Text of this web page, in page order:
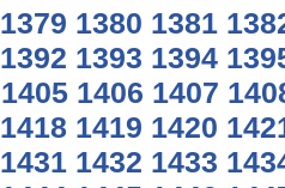
1379 1380 1381
1392 1393 1394
1405 1406 1407
1418 1419 1420
1431 1432 1433